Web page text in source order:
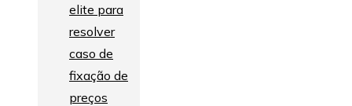
elite para
resolver
caso de
fixação de
preços